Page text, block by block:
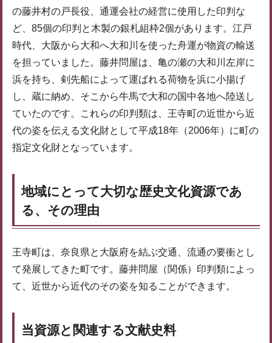
の藤井村の戸長役、通運会社の経営に使用した印判な
ど、85個の印判と木製の銀札組枠2個があります。江戸
時代、大阪から大和へ大和川を使った舟運が物資の輸送
を担っていました。藤井問屋は、亀の瀬の大和川左岸に
浜を持ち、剣先船によって運ばれる荷物を浜に小揚げ
し、蔵に納め、そこから牛馬で大和の国中各地へ陸送し
ていたのです。これらの印判類は、王寺町の近世から近
代の姿を伝える文化財として平成18年（2006年）に町の
指定文化財となっています。
地域にとって大切な歴史文化資源であ
る、その理由
王寺町は、奈良県と大阪府を結ぶ交通、流通の要衝とし
て発展してきた町です。藤井問屋（関係）印判類によっ
て、近世から近代のその姿を知ることができます。
当資源と関連する文献史料